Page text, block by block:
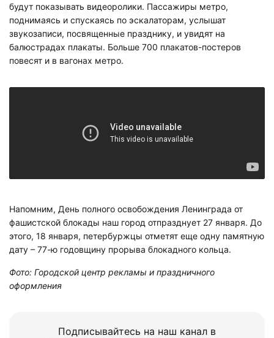
будут показывать видеоролики. Пассажиры метро,
поднимаясь и спускаясь по эскалаторам, услышат
звукозаписи, посвященные празднику, и увидят на
балюстрадах плакаты. Больше 700 плакатов-постеров
повесят и в вагонах метро.
Напомним, День полного освобождения Ленинграда от
фашистской блокады наш город отпразднует 27 января. До
этого, 18 января, петербуржцы отметят еще одну памятную
дату – 77-ю годовщину прорыва блокадного кольца.
Фото: Городской центр рекламы и праздничного
оформления
Подписывайтесь на наш канал в